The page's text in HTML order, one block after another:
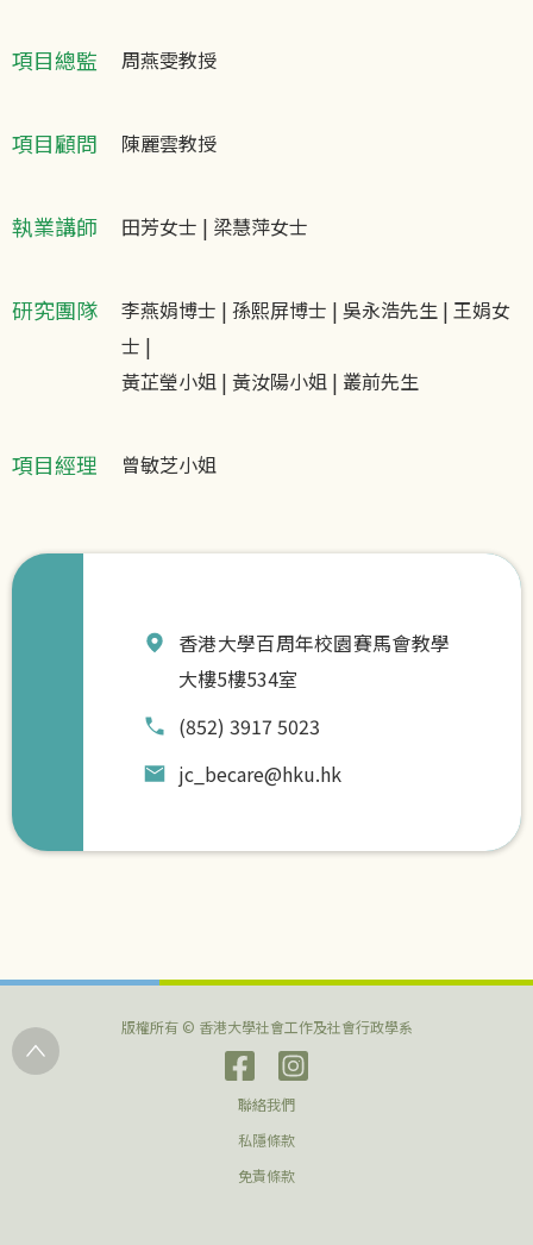
項目總監 周燕雯教授
項目顧問 陳麗雲教授
執業講師 田芳女士 | 梁慧萍女士
研究團隊
李燕娟博士 | 孫熙屏博士 | 吳永浩先生 | 王娟女
士 |
黃芷瑩小姐 | 黃汝陽小姐 | 叢前先生
項目經理 曾敏芝小姐
香港大學百周年校園賽馬會教學
大樓5樓534室
(852) 3917 5023
jc_becare@hku.hk
版權所有 © 香港大學社會工作及社會行政學系
聯絡我們
私隱條款
免責條款